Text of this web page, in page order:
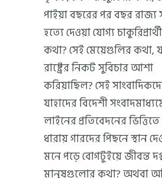
পাইয়া বছরের পর বছর
হত্যে দেওয়া যোগ্য
কথা? সেই মেয়েগুলির কথা,
রাষ্ট্রের নিকট সুবিচার আশা
করিয়াছিল? সেই
যাহাদের বিদেশী
লাইনের প্রতিবেদনের
ধারায় গারদের পিছনে স্থান
মনে পড়ে বোগটুইয়ে জীবন্ত
মানুষগুলোর কথা? অথবা